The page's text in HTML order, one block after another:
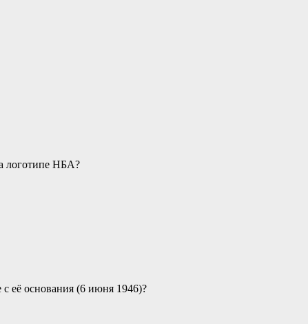
логотипе НБА?
её основания (6 июня 1946)?